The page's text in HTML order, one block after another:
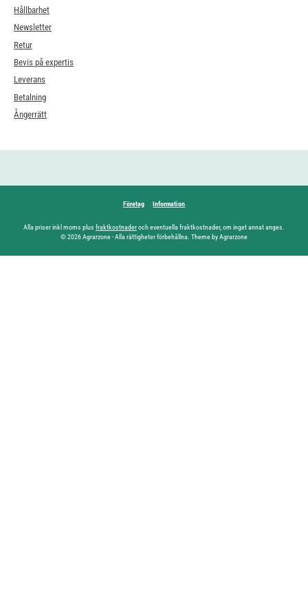
Hållbarhet
Newsletter
Retur
Bevis på expertis
Leverans
Betalning
Ångerrätt
Företag Information
Alla priser inkl moms plus fraktkostnaderoch eventuella fraktkostnader, om inget annat anges.
© 2026 Agrarzone - Alla rättigheter förbehållna. Theme by Agrarzone